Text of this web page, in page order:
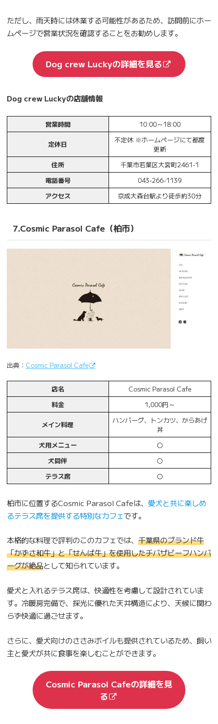
ただし、雨天時には休業する可能性があるため、訪問前にホー
ムページで営業状況を確認することをお勧めします。
Dog crew Luckyの詳細を見る
Dog crew Luckyの店舗情報
営業時間 10:00～18:00
定休日
不定休 ※ホームページにて都度
更新
住所
千葉市若葉区大宮町2461-1
電話番号
043-266-1139
アクセス
京成大森台駅より徒歩約30分
7.Cosmic Parasol Cafe（柏市）
出典： Cosmic Parasol Cafe
店名
Cosmic Parasol Cafe
料金
1,000円～
メイン料理
ハンバーグ、トンカツ、からあげ
丼
犬用メニュー
〇
犬同伴
〇
テラス席
〇
柏市に位置するCosmic Parasol Cafeは、 愛犬と共に楽しめ
るテラス席を提供する特別なカフェです。
本格的な料理で評判のこのカフェでは、 千葉県のブランド牛
「かずさ和牛」と「せんば牛」を使用したチバザビーフハンバ
ーグが絶品として知られています。
愛犬と入れるテラス席は、快適性を考慮して設計されていま
す。冷暖房完備で、採光に優れた天井構造により、天候に関わ
らず快適に過ごせます。
さらに、愛犬向けのささみボイルも提供されているため、飼い
主と愛犬が共に食事を楽しむことができます。
Cosmic Parasol Cafeの詳細を見
る